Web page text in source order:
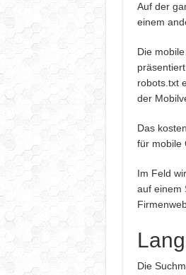
Auf der
einem
Die
robots.txt
der
Das
für mobile
Im Feld
auf einem
Die